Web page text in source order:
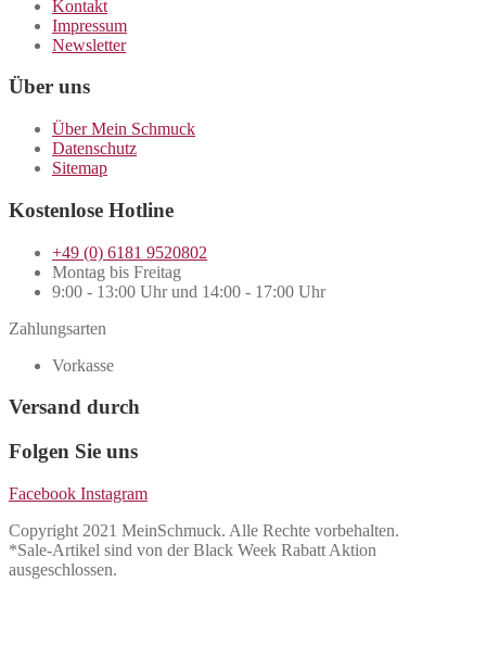
Kontakt
Impressum
Newsletter
Über uns
Über Mein Schmuck
Datenschutz
Sitemap
Kostenlose Hotline
+49 (0) 6181 9520802
Montag bis Freitag
9:00 - 13:00 Uhr und 14:00 - 17:00 Uhr
Zahlungsarten
Vorkasse
Versand durch
Folgen Sie uns
Facebook Instagram
Copyright 2021 MeinSchmuck. Alle Rechte vorbehalten.
*Sale-Artikel sind von der Black Week Rabatt Aktion
ausgeschlossen.